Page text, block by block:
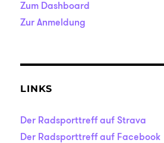
Zum Dashboard
Zur Anmeldung
LINKS
Der Radsporttreff auf Strava
Der Radsporttreff auf Facebook